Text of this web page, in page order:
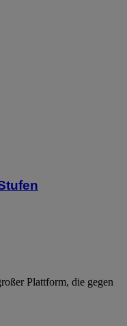
Plattform, die gegen